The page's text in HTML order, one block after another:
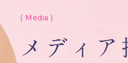
( Media )
メディ